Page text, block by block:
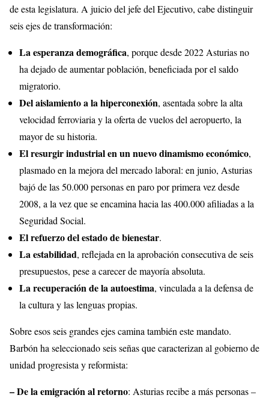
de esta legislatura. A juicio del jefe del Ejecutivo, cabe distinguir
seis ejes de transformación:
La esperanza demográfica, porque desde 2022 Asturias no
ha dejado de aumentar población, beneficiada por el saldo
migratorio.
Del aislamiento a la hiperconexión, asentada sobre la alta
velocidad ferroviaria y la oferta de vuelos del aeropuerto, la
mayor de su historia.
El resurgir industrial en un nuevo dinamismo económico,
plasmado en la mejora del mercado laboral: en junio, Asturias
bajó de las 50.000 personas en paro por primera vez desde
2008, a la vez que se encamina hacia las 400.000 afiliadas a la
Seguridad Social.
El refuerzo del estado de bienestar.
La estabilidad, reflejada en la aprobación consecutiva de seis
presupuestos, pese a carecer de mayoría absoluta.
La recuperación de la autoestima, vinculada a la defensa de
la cultura y las lenguas propias.
Sobre esos seis grandes ejes camina también este mandato.
Barbón ha seleccionado seis señas que caracterizan al gobierno de
unidad progresista y reformista:
– De la emigración al retorno: Asturias recibe a más personas –